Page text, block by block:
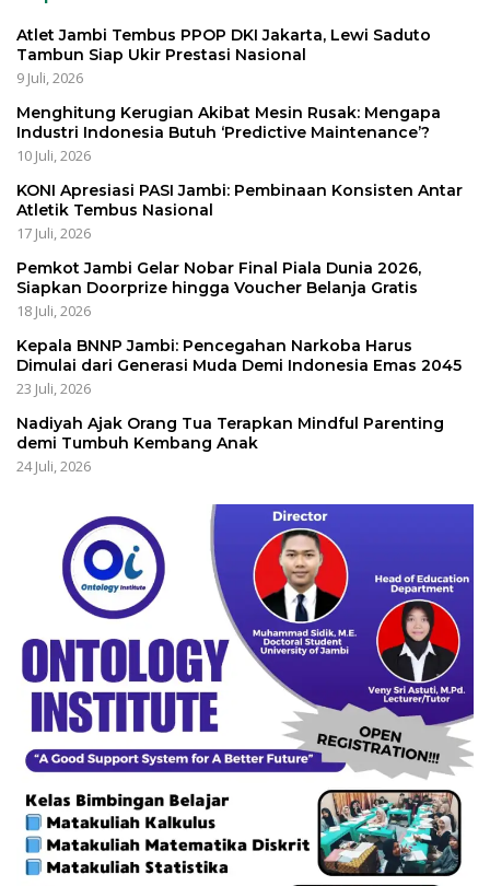
Atlet Jambi Tembus PPOP DKI Jakarta, Lewi Saduto
Tambun Siap Ukir Prestasi Nasional
9 Juli, 2026
Menghitung Kerugian Akibat Mesin Rusak: Mengapa
Industri Indonesia Butuh ‘Predictive Maintenance’?
10 Juli, 2026
KONI Apresiasi PASI Jambi: Pembinaan Konsisten Antar
Atletik Tembus Nasional
17 Juli, 2026
Pemkot Jambi Gelar Nobar Final Piala Dunia 2026,
Siapkan Doorprize hingga Voucher Belanja Gratis
18 Juli, 2026
Kepala BNNP Jambi: Pencegahan Narkoba Harus
Dimulai dari Generasi Muda Demi Indonesia Emas 2045
23 Juli, 2026
Nadiyah Ajak Orang Tua Terapkan Mindful Parenting
demi Tumbuh Kembang Anak
24 Juli, 2026